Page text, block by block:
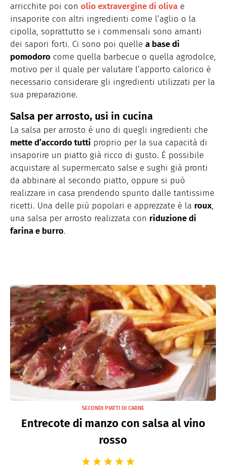
arricchite poi con olio extravergine di oliva e
insaporite con altri ingredienti come l’aglio o la
cipolla, soprattutto se i commensali sono amanti
dei sapori forti. Ci sono poi quelle a base di
pomodoro come quella barbecue o quella agrodolce,
motivo per il quale per valutare l’apporto calorico è
necessario considerare gli ingredienti utilizzati per la
sua preparazione.
Salsa per arrosto, usi in cucina
La salsa per arrosto è uno di quegli ingredienti che
mette d’accordo tutti proprio per la sua capacità di
insaporire un piatto già ricco di gusto. È possibile
acquistare al supermercato salse e sughi già pronti
da abbinare al secondo piatto, oppure si può
realizzare in casa prendendo spunto dalle tantissime
ricetti. Una delle più popolari e apprezzate è la roux,
una salsa per arrosto realizzata con riduzione di
farina e burro.
SECONDI PIATTI DI CARNE
Entrecote di manzo con salsa al vino
rosso